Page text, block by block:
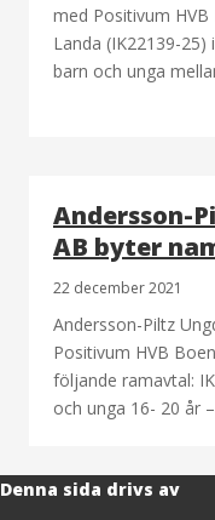
med Positivum
Landa (IK22139-
barn och unga
Andersson-
AB byter
22 december 2021
Andersson-Piltz
Positivum HVB
följande ramavtal:
och unga 16- 20 år
Denna sida drivs av